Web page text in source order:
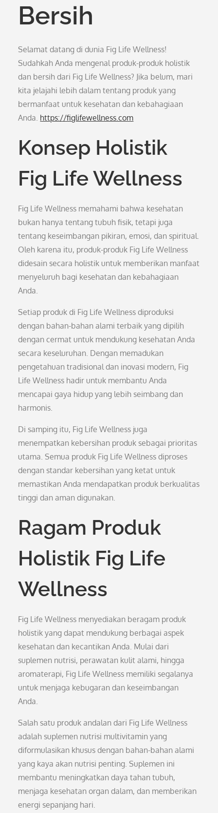
Bersih
Selamat datang di dunia Fig Life Wellness!
Sudahkah Anda mengenal produk-produk holistik
dan bersih dari Fig Life Wellness? Jika belum, mari
kita jelajahi lebih dalam tentang produk yang
bermanfaat untuk kesehatan dan kebahagiaan
Anda. https://figlifewellness.com
Konsep Holistik
Fig Life Wellness
Fig Life Wellness memahami bahwa kesehatan
bukan hanya tentang tubuh fisik, tetapi juga
tentang keseimbangan pikiran, emosi, dan spiritual.
Oleh karena itu, produk-produk Fig Life Wellness
didesain secara holistik untuk memberikan manfaat
menyeluruh bagi kesehatan dan kebahagiaan
Anda.
Setiap produk di Fig Life Wellness diproduksi
dengan bahan-bahan alami terbaik yang dipilih
dengan cermat untuk mendukung kesehatan Anda
secara keseluruhan. Dengan memadukan
pengetahuan tradisional dan inovasi modern, Fig
Life Wellness hadir untuk membantu Anda
mencapai gaya hidup yang lebih seimbang dan
harmonis.
Di samping itu, Fig Life Wellness juga
menempatkan kebersihan produk sebagai prioritas
utama. Semua produk Fig Life Wellness diproses
dengan standar kebersihan yang ketat untuk
memastikan Anda mendapatkan produk berkualitas
tinggi dan aman digunakan.
Ragam Produk
Holistik Fig Life
Wellness
Fig Life Wellness menyediakan beragam produk
holistik yang dapat mendukung berbagai aspek
kesehatan dan kecantikan Anda. Mulai dari
suplemen nutrisi, perawatan kulit alami, hingga
aromaterapi, Fig Life Wellness memiliki segalanya
untuk menjaga kebugaran dan keseimbangan
Anda.
Salah satu produk andalan dari Fig Life Wellness
adalah suplemen nutrisi multivitamin yang
diformulasikan khusus dengan bahan-bahan alami
yang kaya akan nutrisi penting. Suplemen ini
membantu meningkatkan daya tahan tubuh,
menjaga kesehatan organ dalam, dan memberikan
energi sepanjang hari.